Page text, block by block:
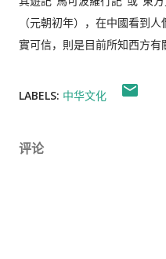
（元朝初年），在中國看到
實可信，則是目前所知西方有
LABELS: 中华文化
评论